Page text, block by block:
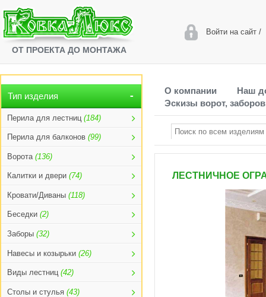
ОТ ПРОЕКТА ДО МОНТАЖА
Войти на сайт/
Тип изделия
Перила для лестниц (184)
Перила для балконов (99)
Ворота (136)
Калитки и двери (74)
Кровати/Диваны (118)
Беседки (2)
Заборы (32)
Навесы и козырьки (26)
Виды лестниц (42)
Столы и стулья (43)
О компании
Наш
Эскизы ворот, заборов
ЛЕСТНИЧНОЕ